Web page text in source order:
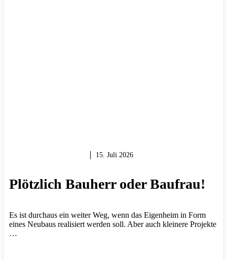
15. Juli 2026
Plötzlich Bauherr oder Baufrau!
Es ist durchaus ein weiter Weg, wenn das Eigenheim in Form
eines Neubaus realisiert werden soll. Aber auch kleinere Projekte
…